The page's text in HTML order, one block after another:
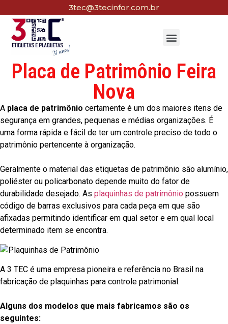
3tec@3tecinfor.com.br
Placa de Patrimônio Feira
Nova
A placa de patrimônio certamente é um dos maiores itens de
segurança em grandes, pequenas e médias organizações. É
uma forma rápida e fácil de ter um controle preciso de todo o
patrimônio pertencente à organização.
Geralmente o material das etiquetas de patrimônio são alumínio,
poliéster ou policarbonato depende muito do fator de
durabilidade desejado. As plaquinhas de patrimônio possuem
código de barras exclusivos para cada peça em que são
afixadas permitindo identificar em qual setor e em qual local
determinado item se encontra.
A 3 TEC é uma empresa pioneira e referência no Brasil na
fabricação de plaquinhas para controle patrimonial.
Alguns dos modelos que mais fabricamos são os
seguintes: